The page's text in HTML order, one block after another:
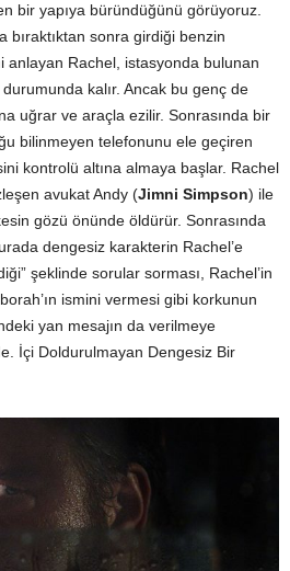
bir yapıya büründüğünü görüyoruz.
bıraktıktan sonra girdiği benzin
anlayan Rachel, istasyonda bulunan
kalır. Ancak bu genç de
uğrar ve araçla ezilir. Sonrasında bir
bilinmeyen telefonunu ele geçiren
kontrolü altına almaya başlar. Rachel
avukat Andy (Jimni Simpson) ile
gözü önünde öldürür. Sonrasında
dengesiz karakterin Rachel’e
şeklinde sorular sorması, Rachel’in
ismini vermesi gibi korkunun
yan mesajın da verilmeye
İçi Doldurulmayan Dengesiz Bir